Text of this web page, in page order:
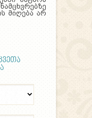
მიღება არ